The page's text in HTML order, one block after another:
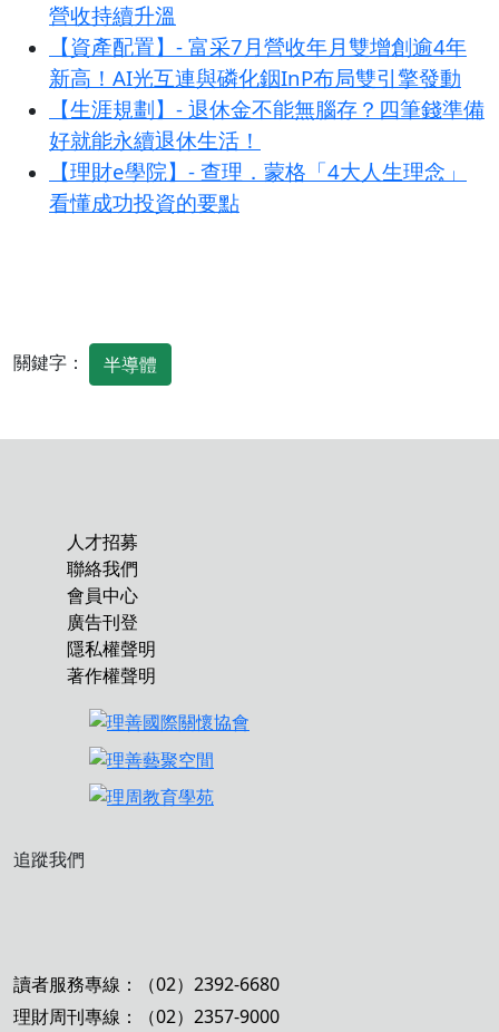
營收持續升溫
【資產配置】- 富采7月營收年月雙增創逾4年
新高！AI光互連與磷化銦InP布局雙引擎發動
【生涯規劃】- 退休金不能無腦存？四筆錢準備
好就能永續退休生活！
【理財e學院】- 查理．蒙格「4大人生理念」
看懂成功投資的要點
關鍵字： 半導體
人才招募
聯絡我們
會員中心
廣告刊登
隱私權聲明
著作權聲明
追蹤我們
讀者服務專線：（02）2392-6680
理財周刊專線：（02）2357-9000